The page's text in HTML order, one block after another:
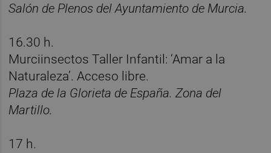
Salón de Plenos del Ayuntamiento de Murcia.
16.30 h.
Murciinsectos Taller Infantil: ‘Amar a la
Naturaleza’. Acceso libre.
Plaza de la Glorieta de España. Zona del
Martillo.
17 h.